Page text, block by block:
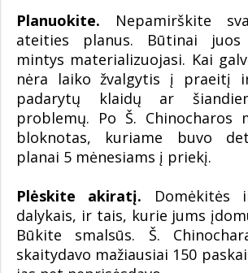
Planuokite. Nepamirškite
ateities planus. Būtinai
mintys materializuojasi. Kai
nėra laiko žvalgytis į praeitį
padarytų klaidų ar
problemų. Po Š.
bloknotas, kuriame buvo
planai 5 mėnesiams į priekį.
Plėskite akiratį. Domėkitės
dalykais, ir tais, kurie jums
Būkite smalsūs. Š.
skaitydavo mažiausiai 150